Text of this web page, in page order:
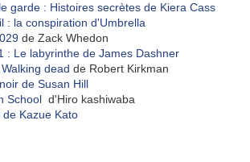
garde : Histoires secrètes de Kiera Cass
: la conspiration d'Umbrella
de Zack Whedon
: Le labyrinthe de James Dashner
Walking dead de Robert Kirkman
de Susan Hill
School d'Hiro kashiwaba
de Kazue Kato